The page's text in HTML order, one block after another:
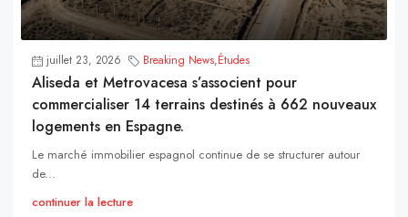
juillet 23, 2026 Breaking News,Études
Aliseda et Metrovacesa s’associent pour
commercialiser 14 terrains destinés à 662 nouveaux
logements en Espagne.
Le marché immobilier espagnol continue de se structurer autour
de...
continuer la lecture